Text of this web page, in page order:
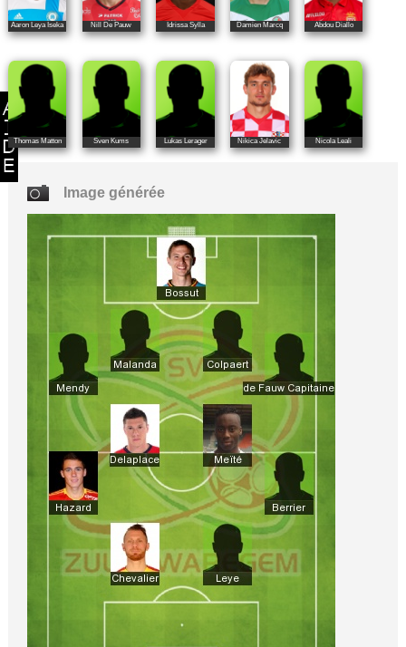
Aaron Leya Iseka Nill De Pauw Idrissa Sylla Damien Marcq Abdou Diallo
Thomas Matton Sven Kums Lukas Lerager Nikica Jelavic Nicola Leali
Image générée